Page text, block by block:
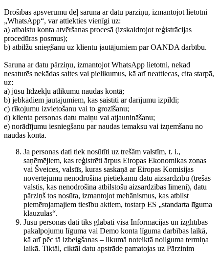
Drošības apsvērumu dēļ saruna ar datu pārziņu, izmantojot lietotni
„WhatsApp“, var attiekties vienīgi uz:
a) atbalstu konta atvēršanas procesā (izskaidrojot reģistrācijas
procedūras posmus);
b) atbilžu sniegšanu uz klientu jautājumiem par OANDA darbību.
Saruna ar datu pārziņu, izmantojot WhatsApp lietotni, nekad
nesaturēs nekādas saites vai pielikumus, kā arī neattiecas, cita starpā,
uz:
a) jūsu līdzekļu atlikumu naudas kontā;
b) jebkādiem jautājumiem, kas saistīti ar darījumu izpildi;
c) rīkojumu izvietošanu vai to grozīšanu;
d) klienta personas datu maiņu vai atjaunināšanu;
e) norādījumu iesniegšanu par naudas iemaksu vai izņemšanu no
naudas konta.
Ja personas dati tiek nosūtīti uz trešām valstīm, t. i.,
saņēmējiem, kas reģistrēti ārpus Eiropas Ekonomikas zonas
vai Šveices, valstīs, kuras saskaņā ar Eiropas Komisijas
novērtējumu nenodrošina pietiekamu datu aizsardzību (trešās
valstis, kas nenodrošina atbilstošu aizsardzības līmeni), datu
pārziņš tos nosūta, izmantojot mehānismus, kas atbilst
piemērojamajiem tiesību aktiem, tostarp ES „standarta līguma
klauzulas“.
Jūsu personas dati tiks glabāti visā Informācijas un izglītības
pakalpojumu līguma vai Demo konta līguma darbības laikā,
kā arī pēc tā izbeigšanas – likumā noteiktā noilguma termiņa
laikā. Tiktāl, ciktāl datu apstrāde pamatojas uz Pārzinim